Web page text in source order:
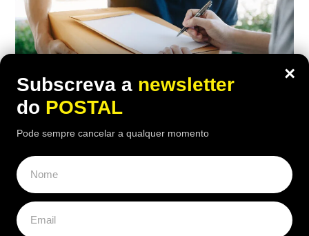
Nova taxa em compras online ‘apanha’
europeus de surpresa: União Europeia
esclarece quem não deve pagar
×
Subscreva a newsletter
do POSTAL
Pode sempre cancelar a qualquer momento